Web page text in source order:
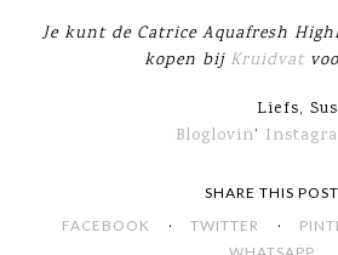
Je kunt de Catrice Aquafresh
kopen bij Kruidvat
Liefs,
Bloglovin‘
SHARE THIS POST
FACEBOOK
· TWITTER ·